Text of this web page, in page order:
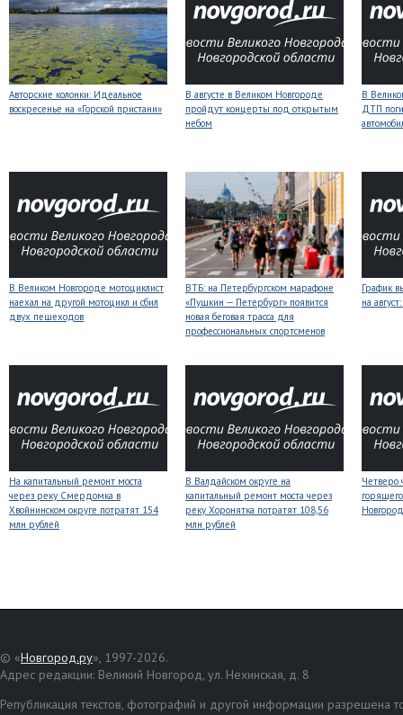
Авторские колонки: Идеальное
воскресенье на «Горской пристани»
В августе в Великом Новгороде
пройдут концерты под открытым
небом
В
ДТП
В Великом Новгороде мотоциклист
наехал на другой мотоцикл и сбил
двух пешеходов
ВТБ: на Петербургском марафоне
«Пушкин — Петербург» появится
новая беговая трасса для
профессиональных спортсменов
График
на
На капитальный ремонт моста
через реку Смердомка в
Хвойнинском округе потратят 154
млн рублей
В Валдайском округе на
капитальный ремонт моста через
реку Хоронятка потратят 108,56
млн рублей
Четверо
© «Новгород.ру», 1997-2026.
Адрес редакции: Великий Новгород, ул. Нехинская, д. 8
Републикация текстов, фотографий и другой информации разрешена